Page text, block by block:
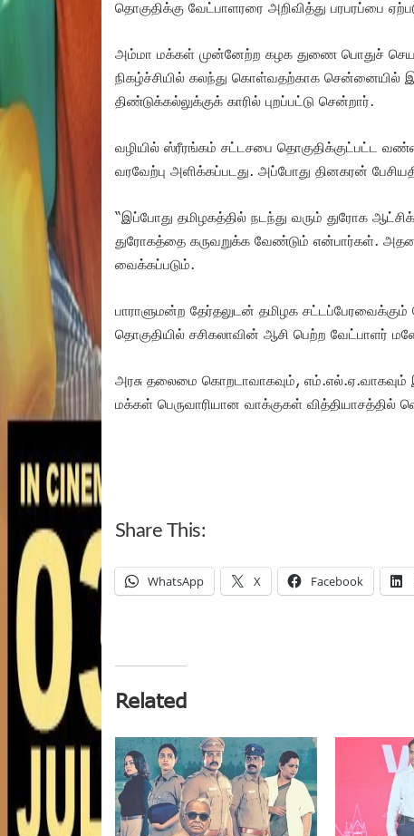
தொகுதிக்கு வேட்பாளரரை அறிவித்து பரபரப்பை
அம்மா மக்கள் முன்னேற்ற கழக துணை பொதுச்
நிகழ்ச்சியில் கலந்து கொள்வதற்காக சென்னையில்
திண்டுக்கல்லுக்குக் காரில் புறப்பட்டு சென்றார்.
வழியில் ஸ்ரீரங்கம் சட்டசபை தொகுதிக்குட்பட்ட
வரவேற்பு அளிக்கப்படது. அப்போது தினகரன்
“இப்போது தமிழகத்தில் நடந்து வரும் துரோக
துரோகத்தை கருவறுக்க வேண்டும் என்பார்கள்.
வைக்கப்படும்.
பாராளுமன்ற தேர்தலுடன் தமிழக
தொகுதியில் சசிகலாவின் ஆசி பெற்ற வேட்பாளர்
அரசு தலைமை கொறடாவாகவும்,
மக்கள் பெருவாரியான வாக்குகள் வித்தியாசத்தில்
Share This:
WhatsApp X Facebook
Related